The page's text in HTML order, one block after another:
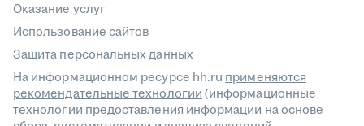
Оказание услуг
Использование сайтов
Защита персональных данных
На информационном ресурсе hh.ru применяются
рекомендательные технологии(информационные
технологии предоставления информации на основе